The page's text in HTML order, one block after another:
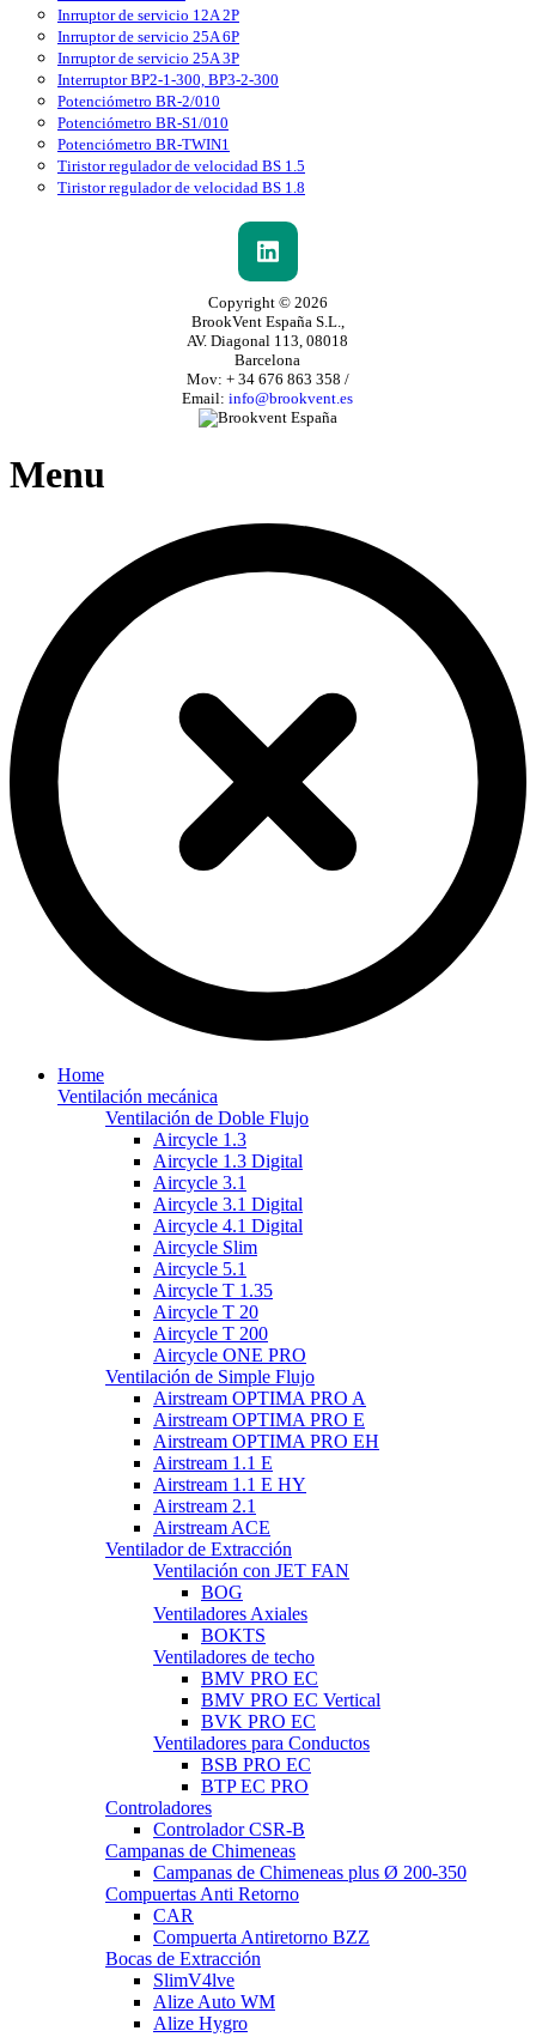
Inrruptor de servicio 12A 2P
Inrruptor de servicio 25A 6P
Inrruptor de servicio 25A 3P
Interruptor BP2-1-300, BP3-2-300
Potenciómetro BR-2/010
Potenciómetro BR-S1/010
Potenciómetro BR-TWIN1
Tiristor regulador de velocidad BS 1.5
Tiristor regulador de velocidad BS 1.8
Copyright © 2026
BrookVent España S.L.,
AV. Diagonal 113, 08018
Barcelona
Mov: + 34 676 863 358 /
Email:info@brookvent.es
Menu
Home
Ventilación mecánica
Ventilación de Doble Flujo
Aircycle 1.3
Aircycle 1.3 Digital
Aircycle 3.1
Aircycle 3.1 Digital
Aircycle 4.1 Digital
Aircycle Slim
Aircycle 5.1
Aircycle T 1.35
Aircycle T 20
Aircycle T 200
Aircycle ONE PRO
Ventilación de Simple Flujo
Airstream OPTIMA PRO A
Airstream OPTIMA PRO E
Airstream OPTIMA PRO EH
Airstream 1.1 E
Airstream 1.1 E HY
Airstream 2.1
Airstream ACE
Ventilador de Extracción
Ventilación con JET FAN
BOG
Ventiladores Axiales
BOKTS
Ventiladores de techo
BMV PRO EC
BMV PRO EC Vertical
BVK PRO EC
Ventiladores para Conductos
BSB PRO EC
BTP EC PRO
Controladores
Controlador CSR-B
Campanas de Chimeneas
Campanas de Chimeneas plus Ø 200-350
Compuertas Anti Retorno
CAR
Compuerta Antiretorno BZZ
Bocas de Extracción
SlimV4lve
Alize Auto WM
Alize Hygro